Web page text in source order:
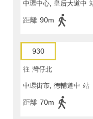
中環中心, 皇后大道中
距離 90m
930
往 灣仔北
中環街市, 德輔道中 站
距離 70m